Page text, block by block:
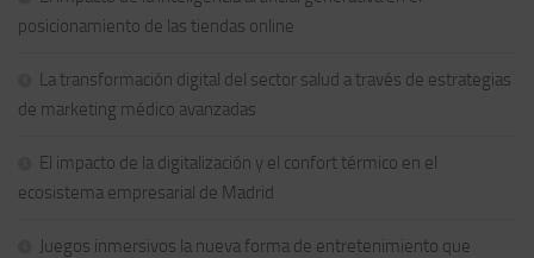
posicionamiento de las tiendas online
La transformación digital del sector salud a través de estrategias
de marketing médico avanzadas
El impacto de la digitalización y el confort térmico en el
ecosistema empresarial de Madrid
Juegos inmersivos la nueva forma de entretenimiento que